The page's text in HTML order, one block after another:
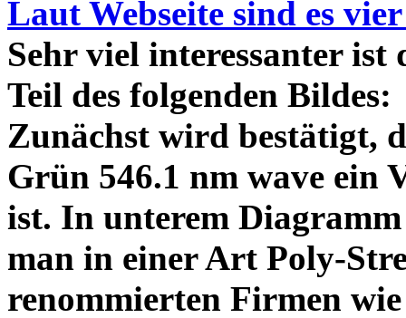
Laut Webseite sind es
Sehr viel interessanter
Teil des folgenden
Zunächst wird bestätigt,
Grün 546.1 nm wave ein
ist. In unterem
man in einer Art Poly-
renommierten Firmen